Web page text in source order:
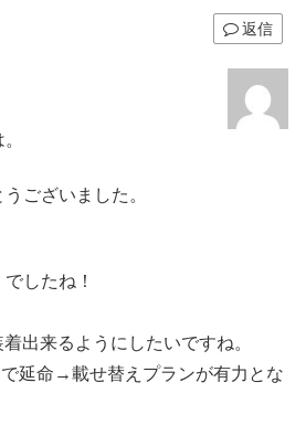
返信
ございました。
したね！
出来るようにしたいですね。
延命→載せ替えプランが有力とな